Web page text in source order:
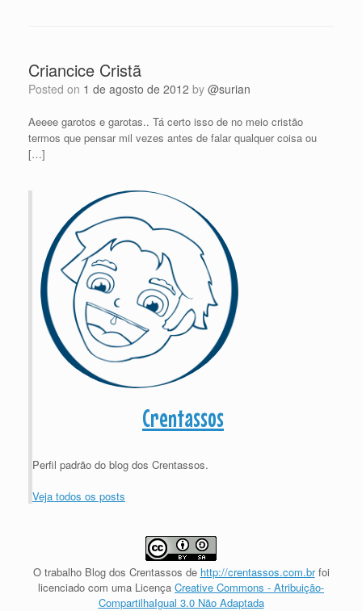
Criancice Cristã
Posted on 1 de agosto de 2012 by @surian
Aeeee garotos e garotas.. Tá certo isso de no meio cristão
termos que pensar mil vezes antes de falar qualquer coisa ou
[…]
Crentassos
Perfil padrão do blog dos Crentassos.
Veja todos os posts
O trabalho Blog dos Crentassos de http://crentassos.com.brfoi
licenciado com uma Licença Creative Commons - Atribuição-
CompartilhaIgual 3.0 Não Adaptada